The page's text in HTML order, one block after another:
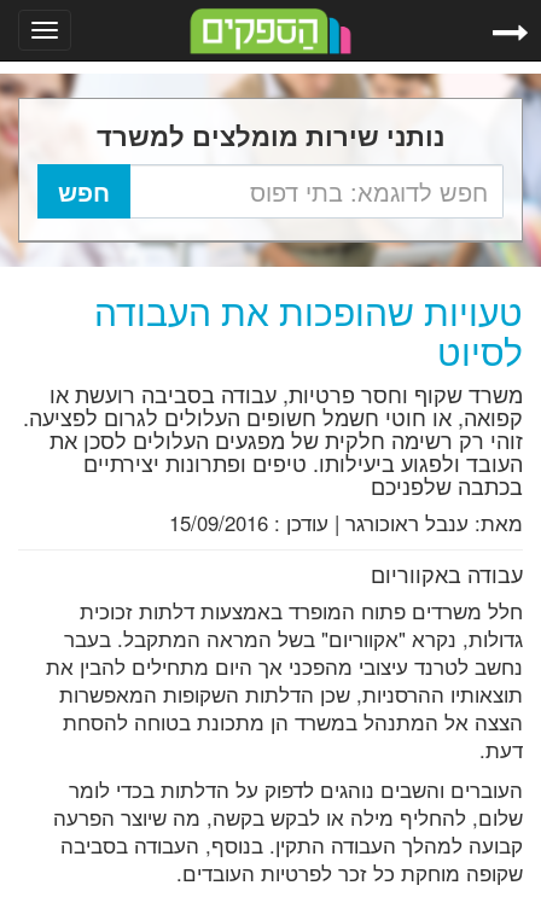
נותני שירות מומלצים למשרד
טעויות שהופכות את העבודה
לסיוט
משרד שקוף וחסר פרטיות, עבודה בסביבה רועשת או
קפואה, או חוטי חשמל חשופים העלולים לגרום לפציעה.
זוהי רק רשימה חלקית של מפגעים העלולים לסכן את
העובד ולפגוע ביעילותו. טיפים ופתרונות יצירתיים
בכתבה שלפניכם
מאת: ענבל ראוכורגר | עודכן : 15/09/2016
עבודה באקווריום
חלל משרדים פתוח המופרד באמצעות דלתות זכוכית
גדולות, נקרא "אקווריום" בשל המראה המתקבל. בעבר
נחשב לטרנד עיצובי מהפכני אך היום מתחילים להבין את
תוצאותיו ההרסניות, שכן הדלתות השקופות המאפשרות
הצצה אל המתנהל במשרד הן מתכונת בטוחה להסחת
דעת.
העוברים והשבים נוהגים לדפוק על הדלתות בכדי לומר
שלום, להחליף מילה או לבקש בקשה, מה שיוצר הפרעה
קבועה למהלך העבודה התקין. בנוסף, העבודה בסביבה
שקופה מוחקת כל זכר לפרטיות העובדים.